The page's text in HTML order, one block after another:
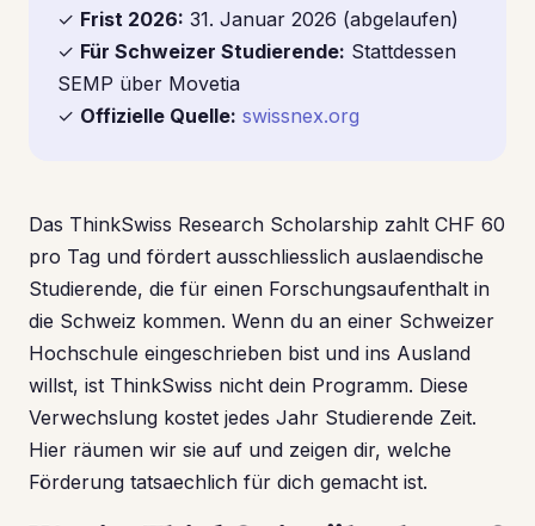
✓ Frist 2026: 31. Januar 2026 (abgelaufen)
✓ Für Schweizer Studierende: Stattdessen
SEMP über Movetia
✓ Offizielle Quelle: swissnex.org
Das ThinkSwiss Research Scholarship zahlt CHF 60
pro Tag und fördert ausschliesslich auslaendische
Studierende, die für einen Forschungsaufenthalt in
die Schweiz kommen. Wenn du an einer Schweizer
Hochschule eingeschrieben bist und ins Ausland
willst, ist ThinkSwiss nicht dein Programm. Diese
Verwechslung kostet jedes Jahr Studierende Zeit.
Hier räumen wir sie auf und zeigen dir, welche
Förderung tatsaechlich für dich gemacht ist.